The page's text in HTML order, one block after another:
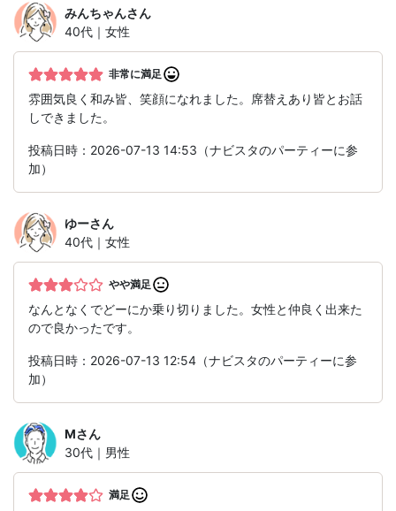
みんちゃんさん
40代｜女性
非常に満足
雰囲気良く和み皆、笑顔になれました。席替えあり皆とお話
しできました。
投稿日時：2026-07-13 14:53（ナビスタのパーティーに参
加）
ゆーさん
40代｜女性
やや満足
なんとなくでどーにか乗り切りました。女性と仲良く出来た
ので良かったです。
投稿日時：2026-07-13 12:54（ナビスタのパーティーに参
加）
Mさん
30代｜男性
満足